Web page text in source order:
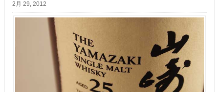
2月 29, 2012